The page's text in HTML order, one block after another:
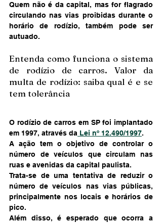
Quem não é da capital, mas for flagrado
circulando nas vias proibidas durante o
horário de rodízio, também pode ser
autuado.
Entenda como funciona o sistema
de rodízio de carros. Valor da
multa de rodízio: saiba qual é e se
tem tolerância
O rodízio de carros em SP foi implantado
em 1997, através da Lei nº 12.490/1997.
A ação tem o objetivo de controlar o
número de veículos que circulam nas
ruas e avenidas da capital paulista.
Trata-se de uma tentativa de reduzir o
número de veículos nas vias públicas,
principalmente nos locais e horários de
pico.
Além disso, é esperado que ocorra a